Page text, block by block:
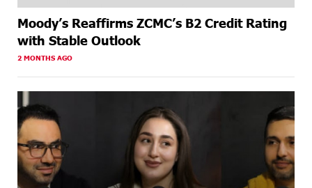
Moody’s Reaffirms ZCMC’s B2 Credit Rating
with Stable Outlook
2 MONTHS AGO